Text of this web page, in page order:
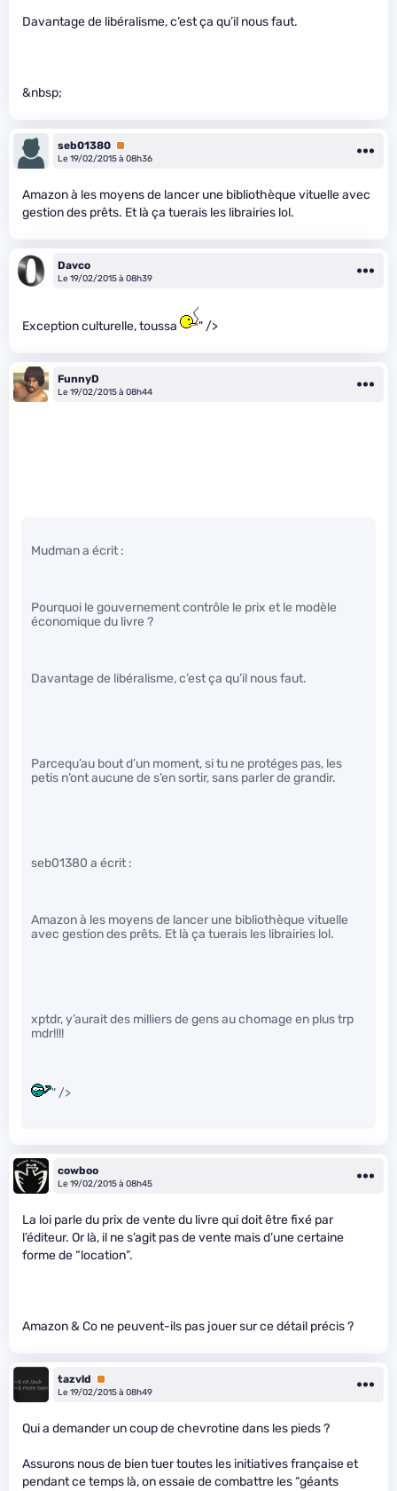
Davantage de libéralisme, c’est ça qu’il nous faut.
&nbsp;
seb01380 Premium
Le 19/02/2015 à 08h36
Amazon à les moyens de lancer une bibliothèque vituelle avec
gestion des prêts. Et là ça tuerais les librairies lol.
Davco
Le 19/02/2015 à 08h39
Exception culturelle, toussa " />
FunnyD
Le 19/02/2015 à 08h44
Mudman a écrit :
Pourquoi le gouvernement contrôle le prix et le modèle
économique du livre ?
Davantage de libéralisme, c’est ça qu’il nous faut.
Parcequ’au bout d’un moment, si tu ne protéges pas, les
petis n’ont aucune de s’en sortir, sans parler de grandir.
seb01380 a écrit :
Amazon à les moyens de lancer une bibliothèque vituelle
avec gestion des prêts. Et là ça tuerais les librairies lol.
xptdr, y’aurait des milliers de gens au chomage en plus trp
mdr!!!!
" />
cowboo
Le 19/02/2015 à 08h45
La loi parle du prix de vente du livre qui doit être fixé par
l’éditeur. Or là, il ne s’agit pas de vente mais d’une certaine
forme de “location”.
Amazon & Co ne peuvent-ils pas jouer sur ce détail précis ?
tazvld
Premium
Le 19/02/2015 à 08h49
Qui a demander un coup de chevrotine dans les pieds ?
Assurons nous de bien tuer toutes les initiatives française et
pendant ce temps là, on essaie de combattre les “géants